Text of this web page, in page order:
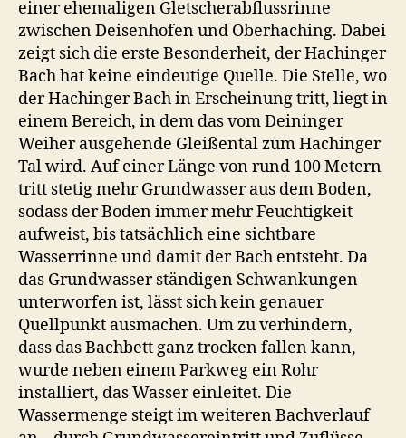
einer ehemaligen Gletscherabflussrinne
zwischen Deisenhofen und Oberhaching. Dabei
zeigt sich die erste Besonderheit, der Hachinger
Bach hat keine eindeutige Quelle. Die Stelle, wo
der Hachinger Bach in Erscheinung tritt, liegt in
einem Bereich, in dem das vom Deininger
Weiher ausgehende Gleißental zum Hachinger
Tal wird. Auf einer Länge von rund 100 Metern
tritt stetig mehr Grundwasser aus dem Boden,
sodass der Boden immer mehr Feuchtigkeit
aufweist, bis tatsächlich eine sichtbare
Wasserrinne und damit der Bach entsteht. Da
das Grundwasser ständigen Schwankungen
unterworfen ist, lässt sich kein genauer
Quellpunkt ausmachen. Um zu verhindern,
dass das Bachbett ganz trocken fallen kann,
wurde neben einem Parkweg ein Rohr
installiert, das Wasser einleitet. Die
Wassermenge steigt im weiteren Bachverlauf